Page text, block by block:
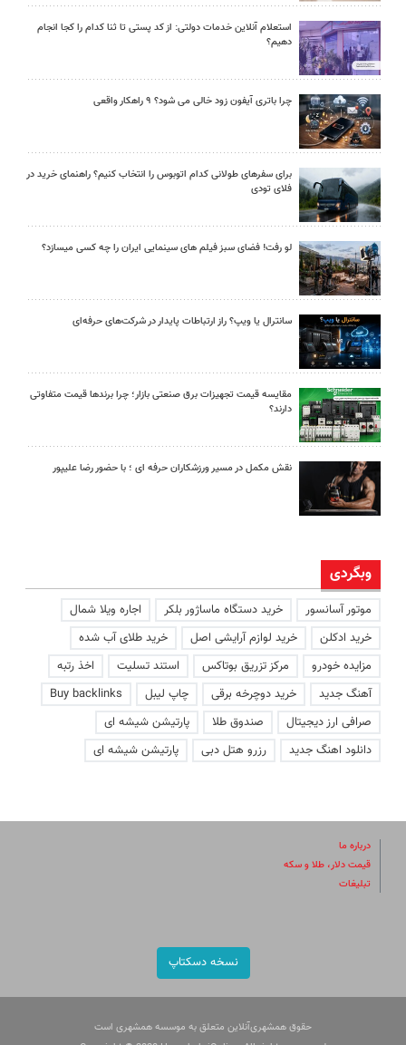
استعلام آنلاین خدمات دولتی: از کد پستی تا ثنا کدام را کجا انجام
دهیم؟
چرا باتری آیفون زود خالی می شود؟ ۹ راهکار واقعی
برای سفرهای طولانی کدام اتوبوس را انتخاب کنیم؟ راهنمای خرید در
فلای تودی
لو رفت! فضای سبز فیلم های سینمایی ایران را چه کسی میسازد؟
سانترال یا ویپ؟ راز ارتباطات پایدار در شرکت‌های حرفه‌ای
مقایسه قیمت تجهیزات برق صنعتی بازار؛ چرا برندها قیمت متفاوتی
دارند؟
نقش مکمل در مسیر ورزشکاران حرفه ای ؛ با حضور رضا علیپور
وبگردی
موتور آسانسور خرید دستگاه ماساژور بلکر
اجاره ویلا شمال
خرید ادکلن
خرید لوازم آرایشی اصل
خرید طلای آب شده
مزایده خودرو
مرکز تزریق بوتاکس استند تسلیت
اخذ رتبه
آهنگ جدید
خرید دوچرخه برقی چاپ لیبل
Buy backlinks
صرافی ارز دیجیتال
صندوق طلا
پارتیشن شیشه ای
دانلود اهنگ جدید
رزرو هتل دبی پارتیشن شیشه ای
درباره ما
قیمت دلار، طلا و سکه
تبلیغات
نسخه دسکتاپ
حقوق همشهری‌آنلاین متعلق به موسسه همشهری است